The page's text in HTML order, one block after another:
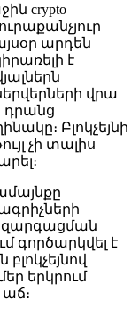
crypto
արդեն
է
վրա
դրանց
Բլոկչեյնի
չի տալիս
զարգացման
գործարկվել է
երկրում